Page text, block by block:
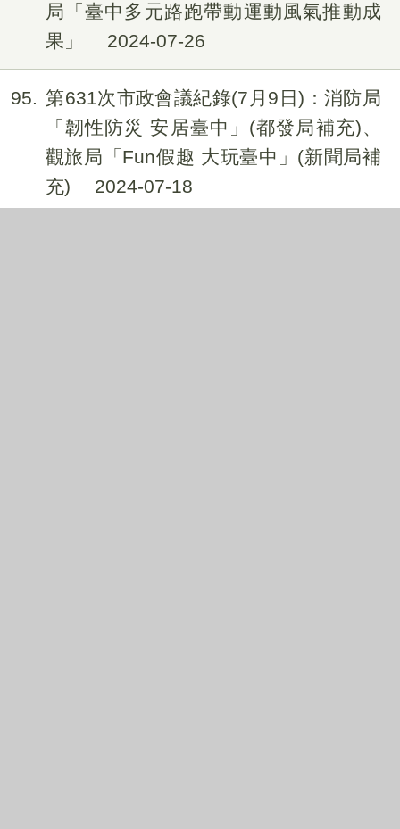
局「臺中多元路跑帶動運動風氣推動成
果」
2024-07-26
95
第631次市政會議紀錄(7月9日)：消防局
「韌性防災 安居臺中」(都發局補充)、
觀旅局「Fun假趣 大玩臺中」(新聞局補
充)
2024-07-18